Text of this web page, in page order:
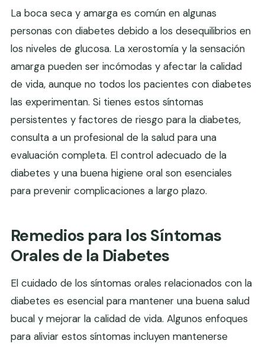
La boca seca y amarga es común en algunas
personas con diabetes debido a los desequilibrios en
los niveles de glucosa. La xerostomía y la sensación
amarga pueden ser incómodas y afectar la calidad
de vida, aunque no todos los pacientes con diabetes
las experimentan. Si tienes estos síntomas
persistentes y factores de riesgo para la diabetes,
consulta a un profesional de la salud para una
evaluación completa. El control adecuado de la
diabetes y una buena higiene oral son esenciales
para prevenir complicaciones a largo plazo.
Remedios para los Síntomas
Orales de la Diabetes
El cuidado de los síntomas orales relacionados con la
diabetes es esencial para mantener una buena salud
bucal y mejorar la calidad de vida. Algunos enfoques
para aliviar estos síntomas incluyen mantenerse